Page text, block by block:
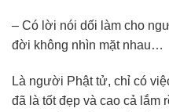
– Có lời nói dối làm cho
đời không nhìn mặt nhau…
Là người Phật tử, chỉ có
đã là tốt đẹp và cao cả lắm